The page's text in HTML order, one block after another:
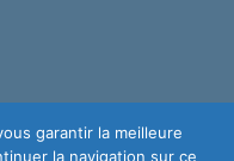
garantir la meilleure
la navigation sur ce